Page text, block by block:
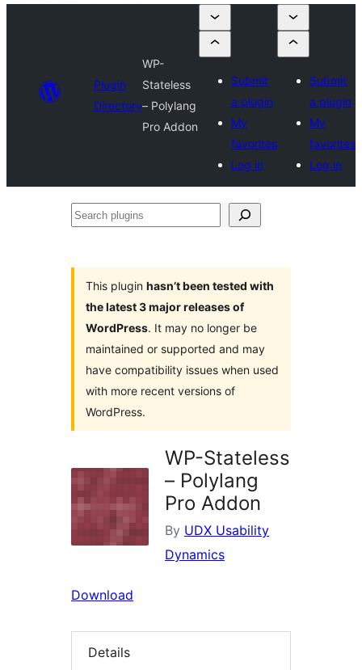
Plugin
Directory
WP-
Stateless
– Polylang
Pro Addon
Submit
a plugin
My
favorites
Log in
Submit
a plugin
My
favorites
Log in
Search
This plugin hasn’t been tested with
the latest 3 major releases of
WordPress. It may no longer be
maintained or supported and may
have compatibility issues when used
with more recent versions of
WordPress.
WP-Stateless
– Polylang
Pro Addon
By UDX Usability
Dynamics
Download
Details